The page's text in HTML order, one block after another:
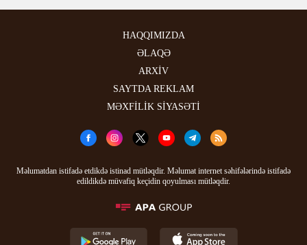
HAQQIMIZDA
ƏLAQƏ
ARXİV
SAYTDA REKLAM
MƏXFİLİK SİYASƏTİ
Məlumatdan istifadə etdikdə istinad mütləqdir. Məlumat internet səhifələrində istifadə
edildikdə müvafiq keçidin qoyulması mütləqdir.